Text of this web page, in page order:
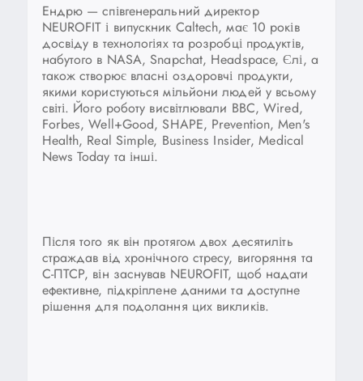
Ендрю — співгенеральний директор
NEUROFIT і випускник Caltech, має 10 років
досвіду в технологіях та розробці продуктів,
набутого в NASA, Snapchat, Headspace, Єлі, а
також створює власні оздоровчі продукти,
якими користуються мільйони людей у всьому
світі. Його роботу висвітлювали BBC, Wired,
Forbes, Well+Good, SHAPE, Prevention, Men's
Health, Real Simple, Business Insider, Medical
News Today та інші.
Після того як він протягом двох десятиліть
страждав від хронічного стресу, вигоряння та
C-ПТСР, він заснував NEUROFIT, щоб надати
ефективне, підкріплене даними та доступне
рішення для подолання цих викликів.